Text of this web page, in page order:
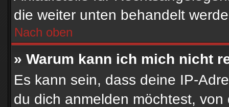
die weiter unten behandelt
Nach oben
» Warum kann ich mich nicht
Es kann sein, dass deine IP-
du dich anmelden möchtest,